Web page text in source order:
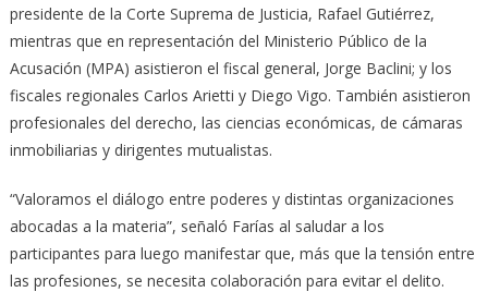
presidente de la Corte Suprema de Justicia, Rafael Gutiérrez,
mientras que en representación del Ministerio Público de la
Acusación (MPA) asistieron el fiscal general, Jorge Baclini; y los
fiscales regionales Carlos Arietti y Diego Vigo. También asistieron
profesionales del derecho, las ciencias económicas, de cámaras
inmobiliarias y dirigentes mutualistas.
“Valoramos el diálogo entre poderes y distintas organizaciones
abocadas a la materia”, señaló Farías al saludar a los
participantes para luego manifestar que, más que la tensión entre
las profesiones, se necesita colaboración para evitar el delito.